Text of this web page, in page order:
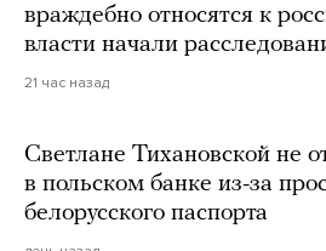
враждебно относятся к
власти начали
21 час назад
Светлане Тихановской не
в польском банке из-за
белорусского паспорта